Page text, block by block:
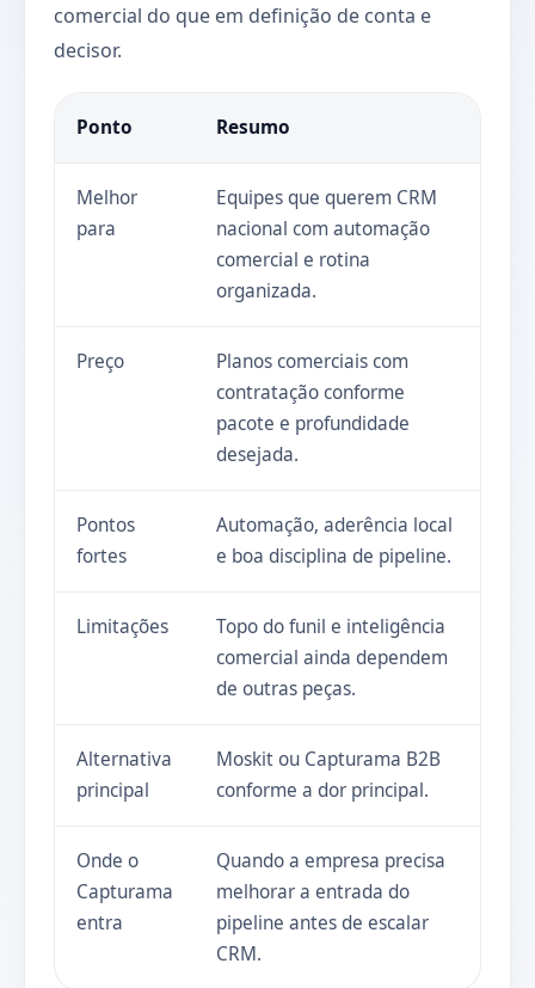
comercial do que em definição de conta e
decisor.
Ponto Resumo
Melhor
para
Equipes que querem CRM
nacional com automação
comercial e rotina
organizada.
Preço
Planos comerciais com
contratação conforme
pacote e profundidade
desejada.
Pontos
fortes
Automação, aderência local
e boa disciplina de pipeline.
Limitações
Topo do funil e inteligência
comercial ainda dependem
de outras peças.
Alternativa
principal
Moskit ou Capturama B2B
conforme a dor principal.
Onde o
Capturama
entra
Quando a empresa precisa
melhorar a entrada do
pipeline antes de escalar
CRM.